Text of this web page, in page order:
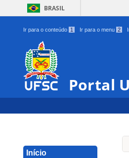
BRASIL
Ir para o conteúdo 1 Ir para o menu 2
Portal
Início